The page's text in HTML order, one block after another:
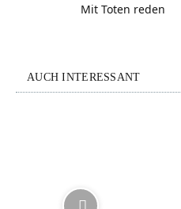
Mit Toten reden
AUCH INTERESSANT